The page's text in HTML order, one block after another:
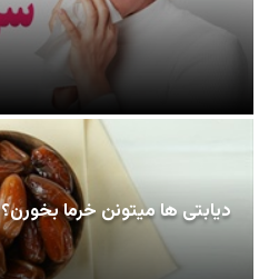
دیابتی ها میتونن خرما بخورن؟